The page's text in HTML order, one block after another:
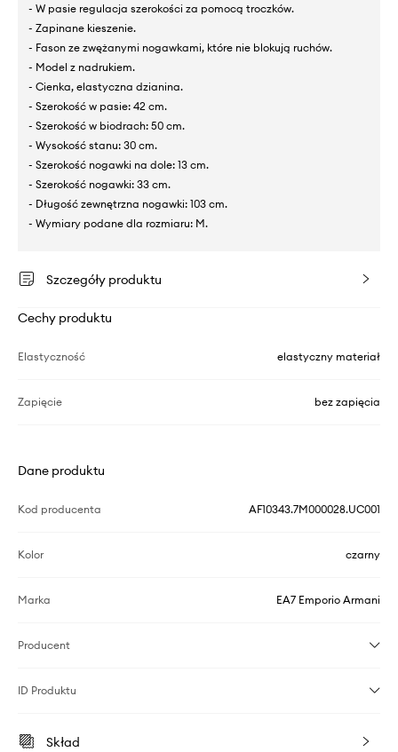
- W pasie regulacja szerokości za pomocą troczków.
- Zapinane kieszenie.
- Fason ze zwężanymi nogawkami, które nie blokują ruchów.
- Model z nadrukiem.
- Cienka, elastyczna dzianina.
- Szerokość w pasie: 42 cm.
- Szerokość w biodrach: 50 cm.
- Wysokość stanu: 30 cm.
- Szerokość nogawki na dole: 13 cm.
- Szerokość nogawki: 33 cm.
- Długość zewnętrzna nogawki: 103 cm.
- Wymiary podane dla rozmiaru: M.
Szczegóły produktu
Cechy produktu
Elastyczność elastyczny materiał
Zapięcie bez zapięcia
Dane produktu
Kod producenta AF10343.7M000028.UC001
Kolor czarny
Marka EA7 Emporio Armani
Producent
ID Produktu
Skład